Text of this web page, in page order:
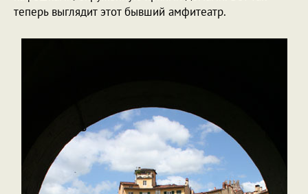
теперь выглядит этот бывший амфитеатр.